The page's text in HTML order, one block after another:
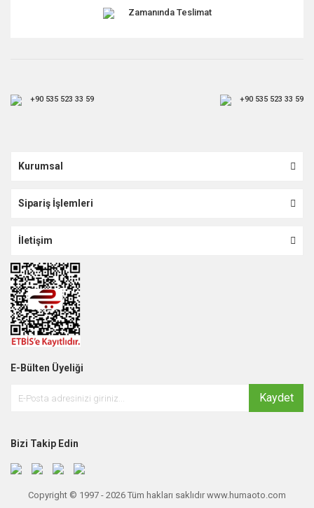
Zamanında Teslimat
+90 535 523 33 59 +90 535 523 33 59
Kurumsal
Sipariş İşlemleri
İletişim
E-Bülten Üyeliği
Kaydet
Bizi Takip Edin
Copyright © 1997 - 2026 Tüm hakları saklıdır www.humaoto.com